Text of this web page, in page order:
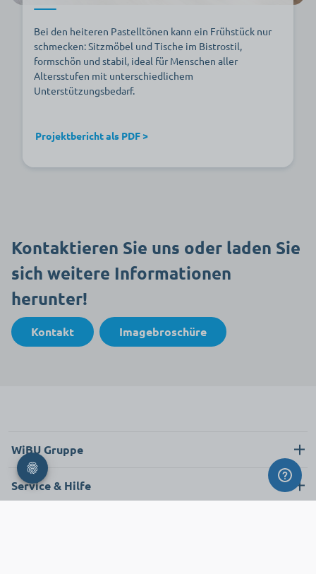
Bei den heiteren Pastelltönen kann ein Frühstück nur
schmecken: Sitzmöbel und Tische im Bistrostil,
formschön und stabil, ideal für Menschen aller
Altersstufen mit unterschiedlichem
Unterstützungsbedarf.
Projektbericht als PDF >
Kontaktieren Sie uns oder laden Sie
sich weitere Informationen
herunter!
Kontakt Imagebroschüre
WiBU Gruppe
Über uns
Karriere
Service & Hilfe